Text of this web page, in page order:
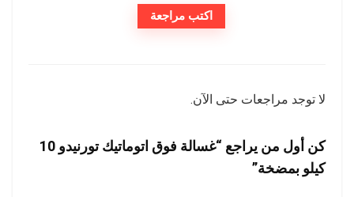
اكتب مراجعة
لا توجد مراجعات حتى الآن.
كن أول من يراجع “غسالة فوق اتوماتيك تورنيدو 10
كيلو بمضخة”